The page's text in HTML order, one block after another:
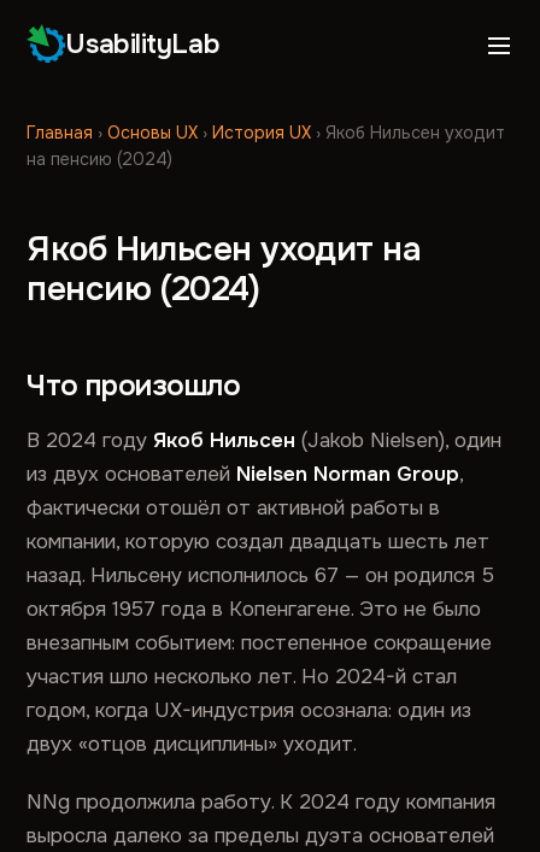
UsabilityLab
Главная ›Основы UX ›История UX › Якоб Нильсен уходит
на пенсию (2024)
Якоб Нильсен уходит на
пенсию (2024)
Что произошло
В 2024 году Якоб Нильсен (Jakob Nielsen), один
из двух основателей Nielsen Norman Group,
фактически отошёл от активной работы в
компании, которую создал двадцать шесть лет
назад. Нильсену исполнилось 67 — он родился 5
октября 1957 года в Копенгагене. Это не было
внезапным событием: постепенное сокращение
участия шло несколько лет. Но 2024-й стал
годом, когда UX-индустрия осознала: один из
двух «отцов дисциплины» уходит.
NNg продолжила работу. К 2024 году компания
выросла далеко за пределы дуэта основателей